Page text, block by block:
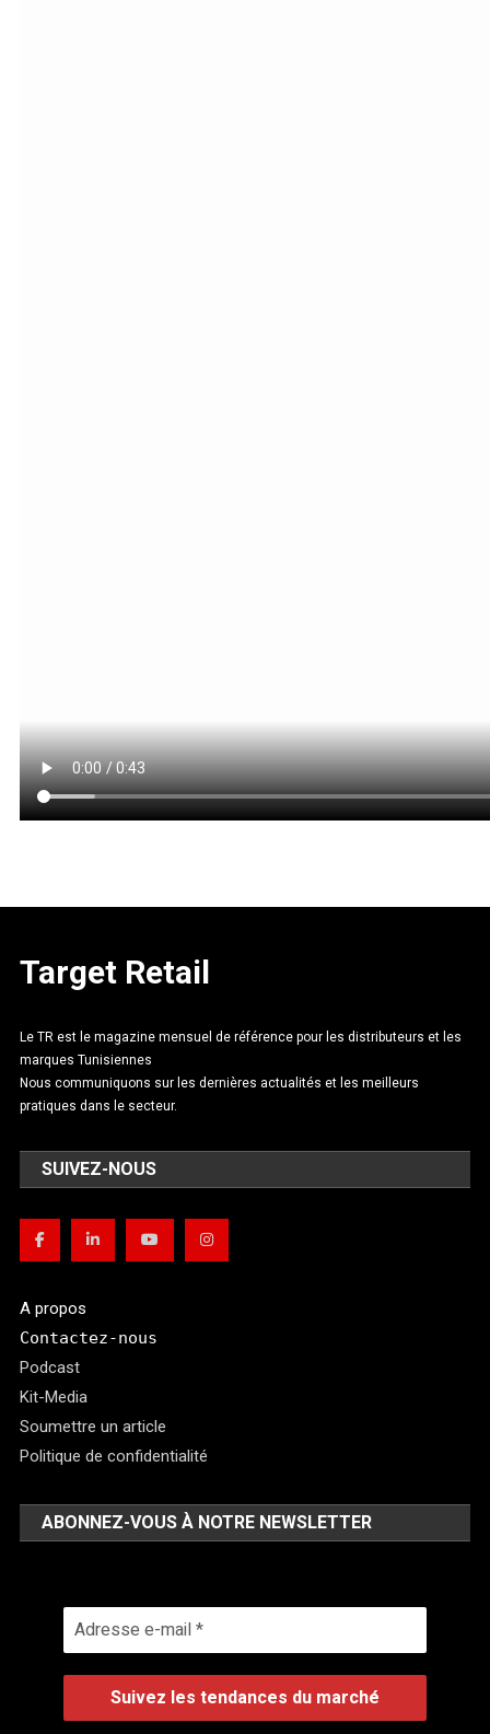
Target Retail
Le TR est le magazine mensuel de référence pour les distributeurs et les
marques Tunisiennes
Nous communiquons sur les dernières actualités et les meilleurs
pratiques dans le secteur.
SUIVEZ-NOUS
A propos
Contactez-nous
Podcast
Kit-Media
Soumettre un article
Politique de confidentialité
ABONNEZ-VOUS À NOTRE NEWSLETTER